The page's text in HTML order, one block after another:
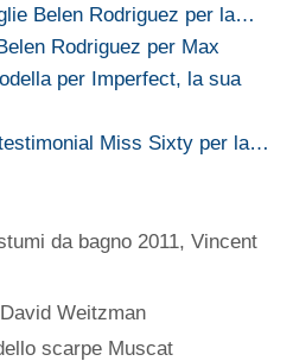
Belen Rodriguez per la…
Rodriguez per Max
per Imperfect, la sua
Miss Sixty per la…
da bagno 2011,Vincent
Weitzman
scarpe Muscat